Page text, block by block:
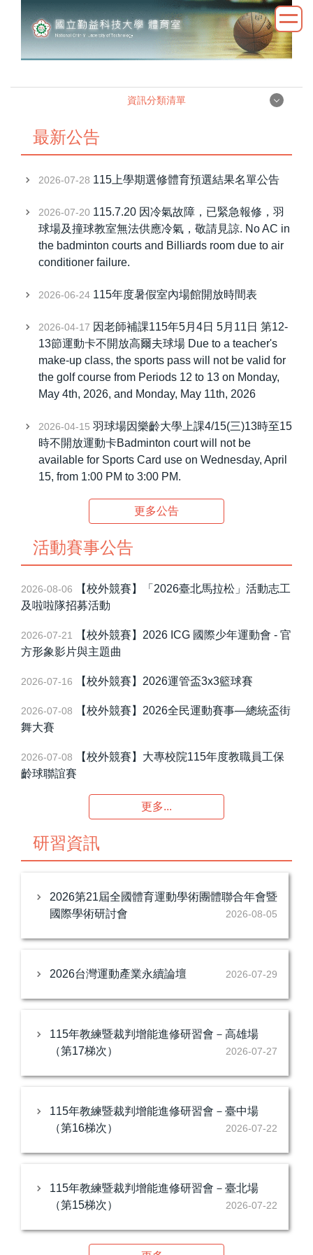
資訊分類清單
資訊分類清單
115新生、轉學生專區
體育室簡介
成員執掌
師資介紹
最新公告
運動卡(場地相關公告)
Sports Card
活動賽事公告
研習資訊
體育課表
章則辦法
申辦業務
FAQ(常見問題Q&A)
合氣道委員會
友站連結
最新公告
2026-07-28 115上學期選修體育預選結果名單公告
2026-07-20 115.7.20 因冷氣故障，已緊急報修，羽
球場及撞球教室無法供應冷氣，敬請見諒. No AC in
the badminton courts and Billiards room due to air
conditioner failure.
2026-06-24 115年度暑假室內場館開放時間表
2026-04-17 因老師補課115年5月4日 5月11日 第12-
13節運動卡不開放高爾夫球場 Due to a teacher's
make-up class, the sports pass will not be valid for
the golf course from Periods 12 to 13 on Monday,
May 4th, 2026, and Monday, May 11th, 2026
2026-04-15 羽球場因樂齡大學上課4/15(三)13時至15
時不開放運動卡Badminton court will not be
available for Sports Card use on Wednesday, April
15, from 1:00 PM to 3:00 PM.
更多公告
活動賽事公告
2026-08-06
【校外競賽】「2026臺北馬拉松」活動志工
及啦啦隊招募活動
2026-07-21
【校外競賽】2026 ICG 國際少年運動會 - 官
方形象影片與主題曲
2026-07-16 【校外競賽】2026運管盃3x3籃球賽
2026-07-08
【校外競賽】2026全民運動賽事—總統盃街
舞大賽
2026-07-08
【校外競賽】大專校院115年度教職員工保
齡球聯誼賽
更多...
研習資訊
2026第21屆全國體育運動學術團體聯合年會暨
國際學術研討會
2026-08-05
2026台灣運動產業永續論壇 2026-07-29
115年教練暨裁判增能進修研習會－高雄場
（第17梯次）
2026-07-27
115年教練暨裁判增能進修研習會－臺中場
（第16梯次）
2026-07-22
115年教練暨裁判增能進修研習會－臺北場
（第15梯次）
2026-07-22